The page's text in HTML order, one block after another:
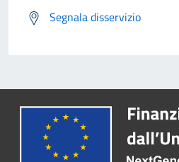
Segnala disservizio